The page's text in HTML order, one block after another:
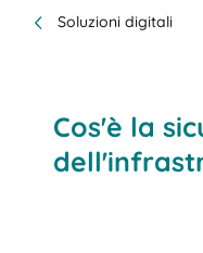
Soluzioni digitali
Cos'è la